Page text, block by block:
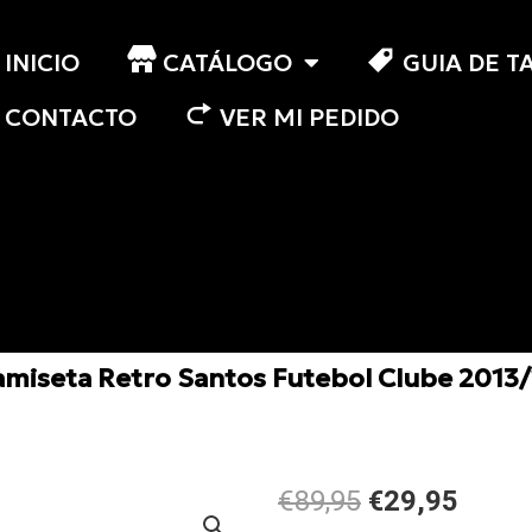
INICIO CATÁLOGO
GUIA DE
CONTACTO
VER MI PEDIDO
Retro Santos Futebol Clube
€89,95 El
€29,95